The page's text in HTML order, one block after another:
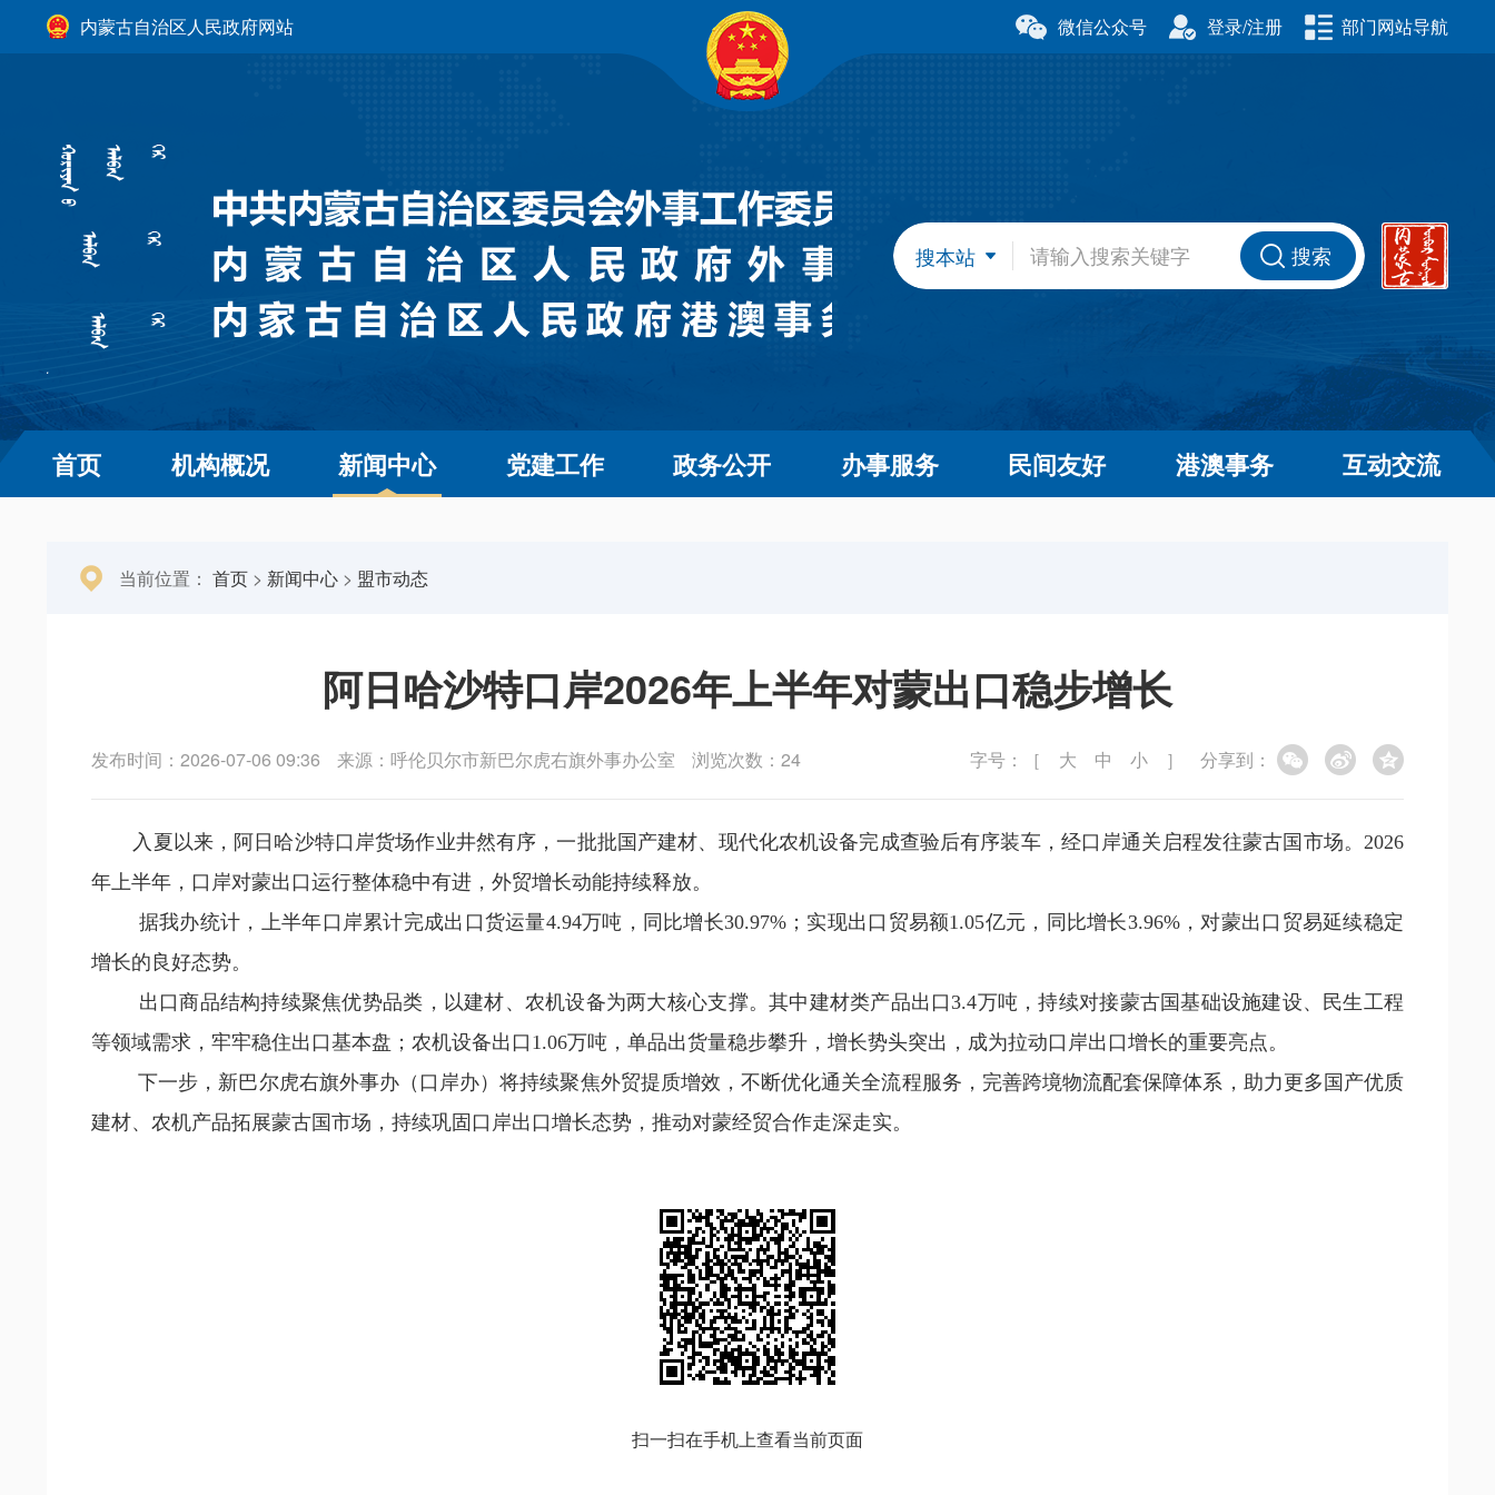
内蒙古自治区人民政府网站 微信公众号 登录/注册 部门网站导航
自治区政府组成部门
发展和改革委员会
人力资源和社会保障厅
生态环境厅
外事办公室
交通运输厅
水利厅
农牧厅
商务厅
文化和旅游厅
卫生健康委员会
退役军人事务厅
应急管理厅
自治区直属机构
市场监督管理局 林业和草原局
广播电视局
搜本站 搜索
首页 机构概况 新闻中心 党建工作 政务公开 办事服务 民间友好 港澳事务 互动交流
当前位置： 首页 > 新闻中心 > 盟市动态
阿日哈沙特口岸2026年上半年对蒙出口稳步增长
发布时间：2026-07-06 09:36 来源：呼伦贝尔市新巴尔虎右旗外事办公室 浏览次数：24 字号：［ 大 中 小 ］ 分享到：
入夏以来， 阿日哈沙特口岸货场作业井然有序，一批批国产建材、现代化农机设备完成查验后有序装车，经口岸通关启程发往蒙古国市场。2026
年上半年，口岸对蒙出口运行整体稳中有进，外贸增长动能持续释放。
据我办统计，上半年口岸累计完成出口货运量4.94万吨，同比增长30.97%；实现出口贸易额1.05亿元，
同比增长3.96%，对蒙出口贸易延续稳定
增长的良好态势。
出口商品结构持续聚焦优势品类，以建材、农机设备为两大核心支撑。其中建材类产品出口3.4万吨，持续对接蒙古国基础设施建设、民生工程
等领域需求，牢牢稳住出口基本盘；农机设备出口1.06万吨，单品出货量稳步攀升，增长势头突出，成为拉动口岸出口增长的重要亮点。
下一步，新巴尔虎右旗外事办（口岸办）将持续聚焦外贸提质增效，不断优化通关全流程服务，完善跨境物流配套保障体系，助力更多国产优质
建材、农机产品拓展蒙古国市场，持续巩固口岸出口增长态势，推动对蒙经贸合作走深走实。
扫一扫在手机上查看当前页面